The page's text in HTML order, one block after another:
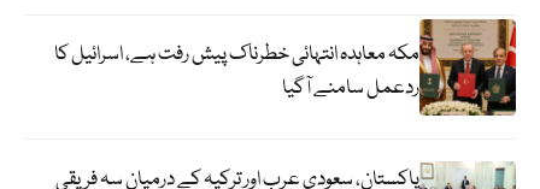
مکہ معاہدہ انتہائی خطرناک پیش رفت ہے، اسرائیل کا
ردعمل سامنے آگیا
پاکستان، سعودی عرب اور ترکیہ کے درمیان سہ فریقی